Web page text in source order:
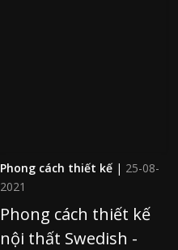
Phong cách thiết kế | 25-08-
2021
Phong cách thiết kế
nội thất Swedish -